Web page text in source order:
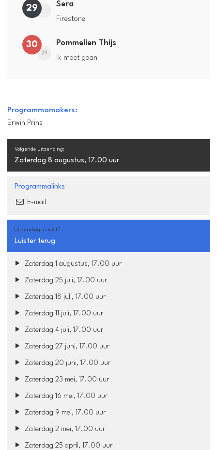
29 Sera
Firestone
30
29
Pommelien Thijs
Ik moet gaan
Programmamakers:
Erwin Prins
Volgende uitzending:
Zaterdag 8 augustus, 17.00 uur
Programmalinks
E-mail
Uitzending gemist?
Luister terug
Zaterdag 1 augustus, 17.00 uur
Zaterdag 25 juli, 17.00 uur
Zaterdag 18 juli, 17.00 uur
Zaterdag 11 juli, 17.00 uur
Zaterdag 4 juli, 17.00 uur
Zaterdag 27 juni, 17.00 uur
Zaterdag 20 juni, 17.00 uur
Zaterdag 23 mei, 17.00 uur
Zaterdag 16 mei, 17.00 uur
Zaterdag 9 mei, 17.00 uur
Zaterdag 2 mei, 17.00 uur
Zaterdag 25 april, 17.00 uur